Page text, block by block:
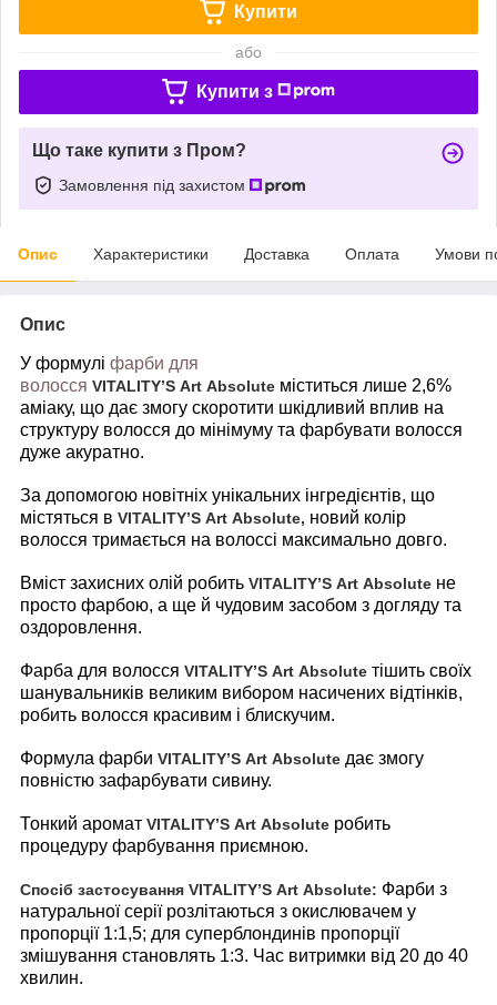
Купити
або
Купити з
Що таке купити з Пром?
Замовлення під захистом
Опис Характеристики Доставка Оплата Умови
Опис
У формулі фарби для
волосся VITALITY’S Art Absolute міститься лише 2,6%
аміаку, що дає змогу скоротити шкідливий вплив на
структуру волосся до мінімуму та фарбувати волосся
дуже акуратно.
За допомогою новітніх унікальних інгредієнтів, що
містяться в VITALITY’S Art Absolute, новий колір
волосся тримається на волоссі максимально довго.
Вміст захисних олій робить VITALITY’S Art Absolute не
просто фарбою, а ще й чудовим засобом з догляду та
оздоровлення.
Фарба для волосся VITALITY’S Art Absolute тішить своїх
шанувальників великим вибором насичених відтінків,
робить волосся красивим і блискучим.
Формула фарби VITALITY’S Art Absolute дає змогу
повністю зафарбувати сивину.
Тонкий аромат VITALITY’S Art Absolute робить
процедуру фарбування приємною.
Спосіб застосування VITALITY’S Art Absolute: Фарби з
натуральної серії розлітаються з окислювачем у
пропорції 1:1,5; для суперблондинів пропорції
змішування становлять 1:3. Час витримки від 20 до 40
хвилин.